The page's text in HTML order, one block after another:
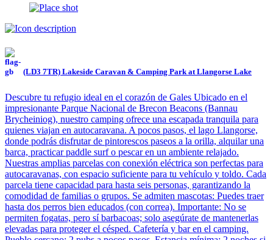
(LD3 7TR) Lakeside Caravan & Camping Park at Llangorse Lake
Descubre tu refugio ideal en el corazón de Gales Ubicado en el
impresionante Parque Nacional de Brecon Beacons (Bannau
Brycheiniog), nuestro camping ofrece una escapada tranquila para
quienes viajan en autocaravana. A pocos pasos, el lago Llangorse,
donde podrás disfrutar de pintorescos paseos a la orilla, alquilar una
barca, practicar paddle surf o pescar en un ambiente relajado.
Nuestras amplias parcelas con conexión eléctrica son perfectas para
autocaravanas, con espacio suficiente para tu vehículo y toldo. Cada
parcela tiene capacidad para hasta seis personas, garantizando la
comodidad de familias o grupos. Se admiten mascotas: Puedes traer
hasta dos perros bien educados (con correa). Importante: No se
permiten fogatas, pero sí barbacoas; solo asegúrate de mantenerlas
elevadas para proteger el césped. Cafetería y bar en el camping.